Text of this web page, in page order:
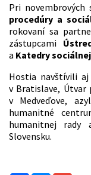
Pri
procedúry a
rokovaní sa
zástupcami
a Katedry
Hostia navštívili
v Bratislave, Útvar
v Medveďove,
humanitné
humanitnej rady
Slovensku.